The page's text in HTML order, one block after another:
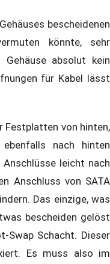
bescheidenen
könnte, sehr
absolut kein
für Kabel lässt
Festplatten von hinten,
nach hinten
leicht nach
Anschluss von SATA
Das einzige, was
bescheiden gelöst
Swap Schacht. Dieser
Es muss also im